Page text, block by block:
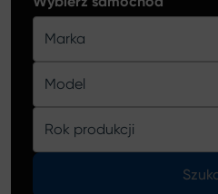
Katalog
Marka
Model
Rok produkcji